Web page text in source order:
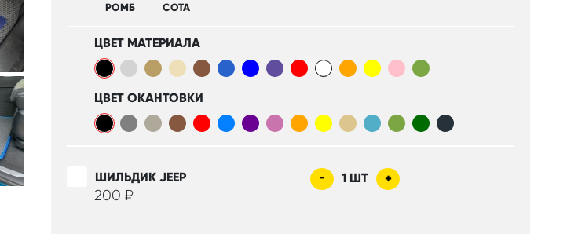
РОМБ СОТА
ЦВЕТ МАТЕРИАЛА
ЦВЕТ ОКАНТОВКИ
ШИЛЬДИК JEEP
200 ₽
- 1 ШТ +